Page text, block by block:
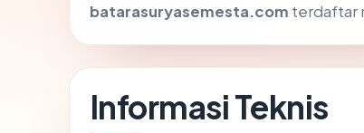
batarasuryasemesta.com terdaftar
Informasi Teknis